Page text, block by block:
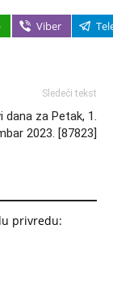
Viber
Sledeći tekst
dana za Petak, 1.
2023. [87823]
privredu: